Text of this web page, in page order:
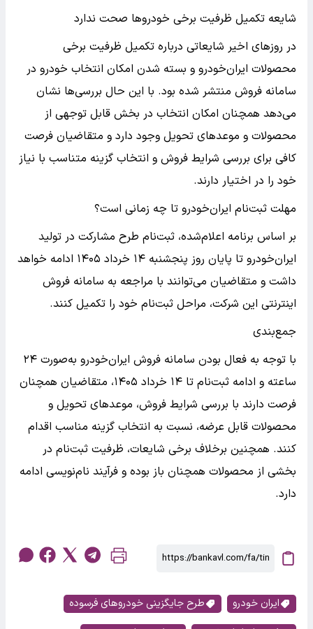
شایعه تکمیل ظرفیت برخی خودروها صحت ندارد
در روزهای اخیر شایعاتی درباره تکمیل ظرفیت برخی
محصولات ایران‌خودرو و بسته شدن امکان انتخاب خودرو در
سامانه فروش منتشر شده بود. با این حال بررسی‌ها نشان
می‌دهد همچنان امکان انتخاب در بخش قابل توجهی از
محصولات و موعدهای تحویل وجود دارد و متقاضیان فرصت
کافی برای بررسی شرایط فروش و انتخاب گزینه متناسب با نیاز
خود را در اختیار دارند.
مهلت ثبت‌نام ایران‌خودرو تا چه زمانی است؟
بر اساس برنامه اعلام‌شده، ثبت‌نام طرح مشارکت در تولید
ایران‌خودرو تا پایان روز پنجشنبه ۱۴ خرداد ۱۴۰۵ ادامه خواهد
داشت و متقاضیان می‌توانند با مراجعه به سامانه فروش
اینترنتی این شرکت، مراحل ثبت‌نام خود را تکمیل کنند.
جمع‌بندی
با توجه به فعال بودن سامانه فروش ایران‌خودرو به‌صورت ۲۴
ساعته و ادامه ثبت‌نام تا ۱۴ خرداد ۱۴۰۵، متقاضیان همچنان
فرصت دارند با بررسی شرایط فروش، موعدهای تحویل و
محصولات قابل عرضه، نسبت به انتخاب گزینه مناسب اقدام
کنند. همچنین برخلاف برخی شایعات، ظرفیت ثبت‌نام در
بخشی از محصولات همچنان باز بوده و فرآیند نام‌نویسی ادامه
دارد.
ایران خودرو
طرح جایگزینی خودروهای فرسوده